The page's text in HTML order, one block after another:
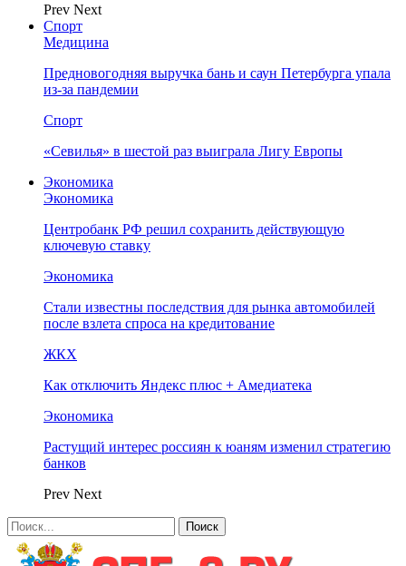
Prev Next
Спорт
Медицина
Предновогодняя выручка бань и саун Петербурга упала
из-за пандемии
Спорт
«Севилья» в шестой раз выиграла Лигу Европы
Экономика
Экономика
Центробанк РФ решил сохранить действующую
ключевую ставку
Экономика
Стали известны последствия для рынка автомобилей
после взлета спроса на кредитование
ЖКХ
Как отключить Яндекс плюс + Амедиатека
Экономика
Растущий интерес россиян к юаням изменил стратегию
банков
Prev Next